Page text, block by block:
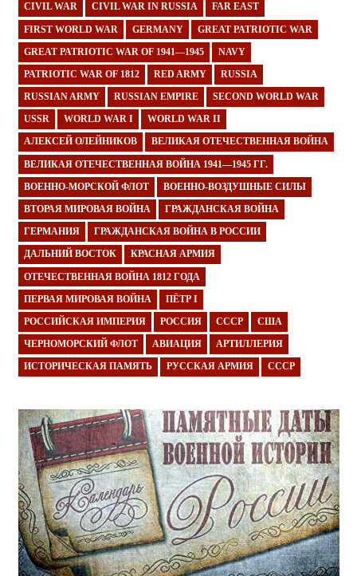
CIVIL WAR CIVIL WAR IN RUSSIA FAR EAST
FIRST WORLD WAR GERMANY GREAT PATRIOTIC WAR
GREAT PATRIOTIC WAR OF 1941—1945 NAVY
PATRIOTIC WAR OF 1812 RED ARMY RUSSIA
RUSSIAN ARMY RUSSIAN EMPIRE SECOND WORLD WAR
USSR WORLD WAR I WORLD WAR II
АЛЕКСЕЙ ОЛЕЙНИКОВ ВЕЛИКАЯ ОТЕЧЕСТВЕННАЯ ВОЙНА
ВЕЛИКАЯ ОТЕЧЕСТВЕННАЯ ВОЙНА 1941—1945 ГГ.
ВОЕННО-МОРСКОЙ ФЛОТ ВОЕННО-ВОЗДУШНЫЕ СИЛЫ
ВТОРАЯ МИРОВАЯ ВОЙНА ГРАЖДАНСКАЯ ВОЙНА
ГЕРМАНИЯ ГРАЖДАНСКАЯ ВОЙНА В РОССИИ
ДАЛЬНИЙ ВОСТОК КРАСНАЯ АРМИЯ
ОТЕЧЕСТВЕННАЯ ВОЙНА 1812 ГОДА
ПЕРВАЯ МИРОВАЯ ВОЙНА ПЁТР I
РОССИЙСКАЯ ИМПЕРИЯ РОССИЯ СССР США
ЧЕРНОМОРСКИЙ ФЛОТ АВИАЦИЯ АРТИЛЛЕРИЯ
ИСТОРИЧЕСКАЯ ПАМЯТЬ РУССКАЯ АРМИЯ СССР